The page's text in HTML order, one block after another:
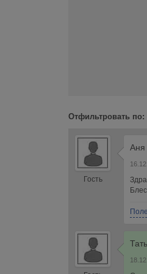
Отфильтровать по:
Гость
Аня